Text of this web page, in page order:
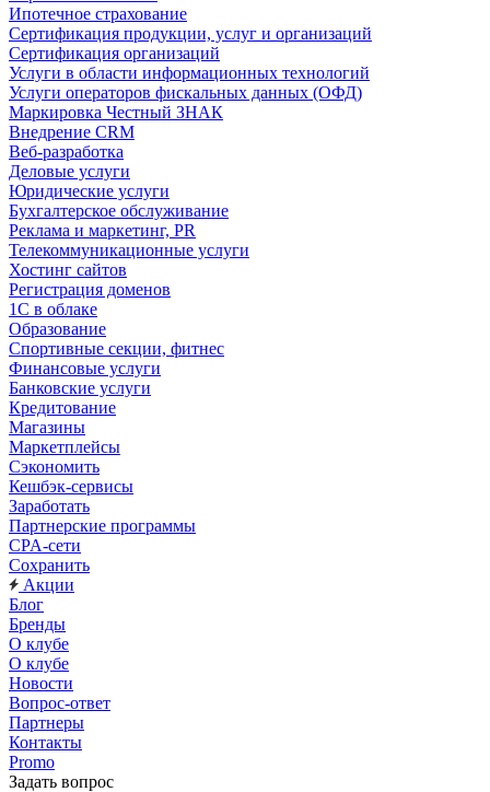
Ипотечное страхование
Сертификация продукции, услуг и организаций
Сертификация организаций
Услуги в области информационных технологий
Услуги операторов фискальных данных (ОФД)
Маркировка Честный ЗНАК
Внедрение CRM
Веб-разработка
Деловые услуги
Юридические услуги
Бухгалтерское обслуживание
Реклама и маркетинг, PR
Телекоммуникационные услуги
Хостинг сайтов
Регистрация доменов
1С в облаке
Образование
Спортивные секции, фитнес
Финансовые услуги
Банковские услуги
Кредитование
Магазины
Маркетплейсы
Сэкономить
Кешбэк-сервисы
Заработать
Партнерские программы
CPA-сети
Сохранить
Акции
Блог
Бренды
О клубе
О клубе
Новости
Вопрос-ответ
Партнеры
Контакты
Promo
Задать вопрос